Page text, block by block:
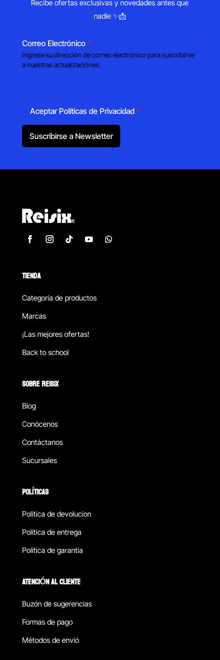
Recibe ofertas exclusivas y novedades antes que
nadie ✨📩
Correo Electrónico *
Ingrese su dirección de correo electrónico para suscribirse
a nuestras actualizaciones.
Aceptar Políticas de Privacidad *
Suscribirse a Newsletter
TIENDA
Categoría de productos
Marcas
¡Las mejores ofertas!
Back to school
SOBRE REISIX
Blog
Conócenos
Contáctanos
Sucursales
POLÍTICAS
Política de devolucion
Política de entrega
Política de garantía
ATENCIÓN AL CLIENTE
Buzón de sugerencias
Formas de pago
Métodos de envió